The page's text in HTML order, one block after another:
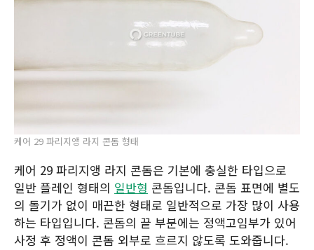
케어 29 파리지앵 라지 콘돔 형태
케어 29 파리지앵 라지 콘돔은 기본에 충실한 타입으로
일반 플레인 형태의 일반형 콘돔입니다. 콘돔 표면에 별도
의 돌기가 없이 매끈한 형태로 일반적으로 가장 많이 사용
하는 타입입니다. 콘돔의 끝 부분에는 정액고임부가 있어
사정 후 정액이 콘돔 외부로 흐르지 않도록 도와줍니다.